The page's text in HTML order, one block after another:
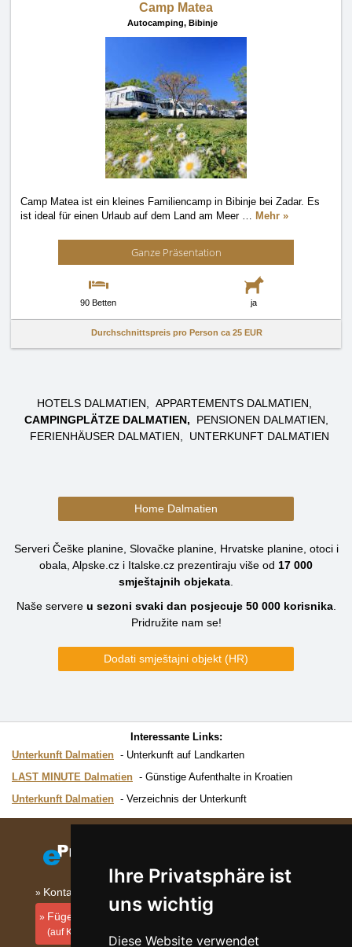
Ihre Privatsphäre ist
uns wichtig
Diese Website verwendet
Camp Matea
Autocamping, Bibinje
Camp Matea ist ein kleines Familiencamp in Bibinje bei Zadar. Es
ist ideal für einen Urlaub auf dem Land am Meer … Mehr »
Ganze Präsentation
90 Betten ja
Durchschnittspreis pro Person ca 25 EUR
HOTELS DALMATIEN
APPARTEMENTS DALMATIEN
CAMPINGPLÄTZE DALMATIEN
PENSIONEN DALMATIEN
FERIENHÄUSER DALMATIEN
UNTERKUNFT DALMATIEN
Home Dalmatien
Serveri Češke planine, Slovačke planine, Hrvatske planine, otoci i
obala, Alpske.cz i Italske.cz prezentiraju više od 17 000
smještajnih objekata
Naše servere u sezoni svaki dan posjecuje 50 000korisnika.
Pridružite nam se!
Dodati smještajni objekt (HR)
Interessante Links:
Unterkunft Dalmatien
Unterkunft auf Landkarten
LAST MINUTE Dalmatien
Günstige Aufenthalte in Kroatien
Unterkunft Dalmatien
Verzeichnis der Unterkunft
Kontakt
Fügen Sie Ihre Unterkunft hinzu
(auf Kroatisch)